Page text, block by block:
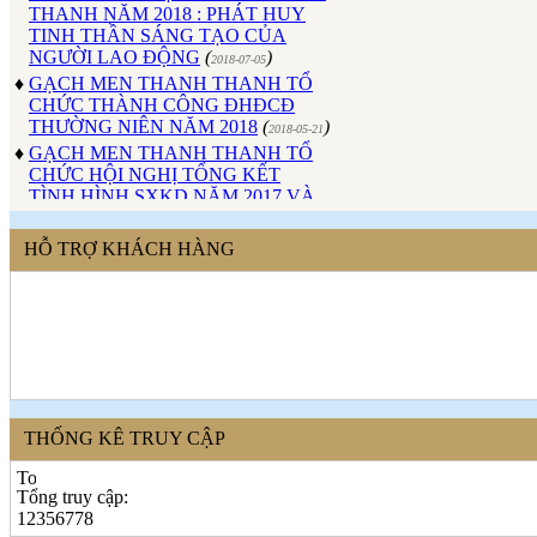
TINH THẦN SÁNG TẠO CỦA
NGƯỜI LAO ĐỘNG (2018-07-05)
GẠCH MEN THANH THANH TỔ
CHỨC THÀNH CÔNG ĐHĐCĐ
THƯỜNG NIÊN NĂM 2018 (2018-05-21
GẠCH MEN THANH THANH TỔ
CHỨC HỘI NGHỊ TỔNG KẾT
TÌNH HÌNH SXKD NĂM 2017 VÀ
TRIỂN KHAI HOẠT ĐỘNG SXKD
CÔNG ĐOÀN CÔNG TY GẠCH
MEN THANH THANH TỔ CHỨC
QUỐC KHÁNH 2/9. (2017-10-02)
GẠCH MEN THANH THANH TỔ
CHỨC THÀNH CÔNG HỘI NGHỊ
ĐẠI BIỂU NGƯỜI LAO ĐỘNG
NĂM 2017 (
♦ Sử dụng vật liệu thân thiện với môi
HỖ TRỢ KHÁCH HÀNG
THỐNG KÊ TRUY CẬP
Tổng truy cập:
12356778